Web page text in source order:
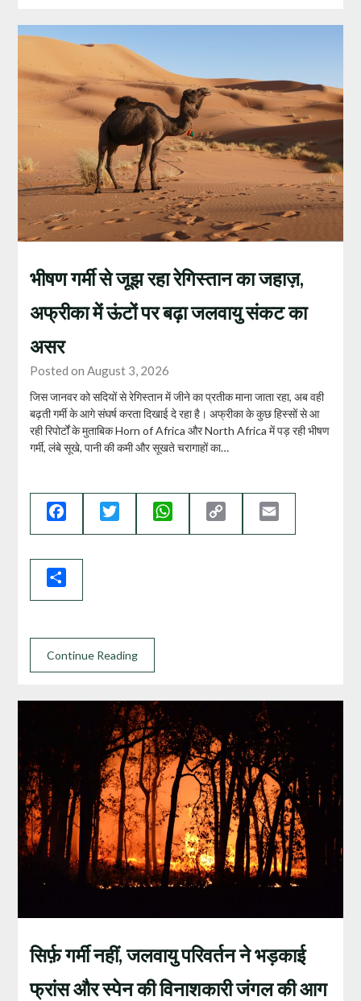
भीषण गर्मी से जूझ रहा रेगिस्तान का जहाज़,
अफ्रीका में ऊंटों पर बढ़ा जलवायु संकट का
असर
Posted on August 3, 2026
जिस जानवर को सदियों से रेगिस्तान में जीने का प्रतीक माना जाता रहा, अब वही
बढ़ती गर्मी के आगे संघर्ष करता दिखाई दे रहा है। अफ्रीका के कुछ हिस्सों से आ
रही रिपोर्टों के मुताबिक Horn of Africa और North Africa में पड़ रही भीषण
गर्मी, लंबे सूखे, पानी की कमी और सूखते चरागाहों का…
Facebook Twitter WhatsApp
Link
Continue Reading
सिर्फ़ गर्मी नहीं, जलवायु परिवर्तन ने भड़काई
फ्रांस और स्पेन की विनाशकारी जंगल की आग